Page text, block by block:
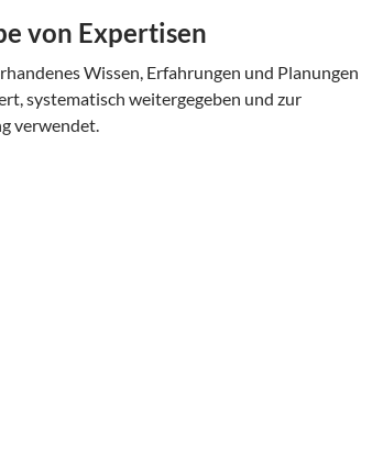
von Expertisen
Wissen, Erfahrungen und Planungen
systematisch weitergegeben und zur
verwendet.